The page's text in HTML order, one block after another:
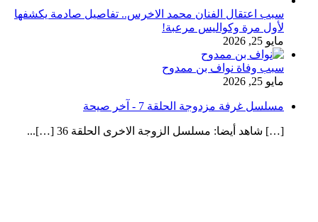
سبب اعتقال الفنان محمد الاخرس.. تفاصيل صادمة يكشفها
لأول مرة وكواليس مرعبة!
مايو 25, 2026
سبب وفاة نواف بن ممدوح
مايو 25, 2026
مسلسل غرفة مزدوجة الحلقة 7 - آخر صيحة
[…] شاهد أيضا: مسلسل الزوجة الاخرى الحلقة 36 […]...